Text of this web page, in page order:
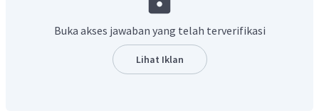
Buka akses jawaban yang telah terverifikasi
Lihat Iklan